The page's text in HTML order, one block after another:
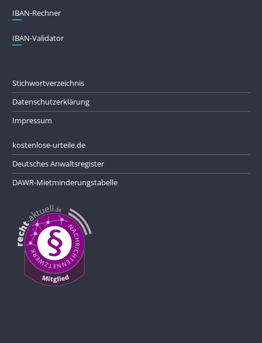
IBAN-Rechner
IBAN-Validator
Stichwortverzeichnis
Datenschutzerklärung
Impressum
kostenlose-urteile.de
Deutsches Anwaltsregister
DAWR-Mietminderungstabelle